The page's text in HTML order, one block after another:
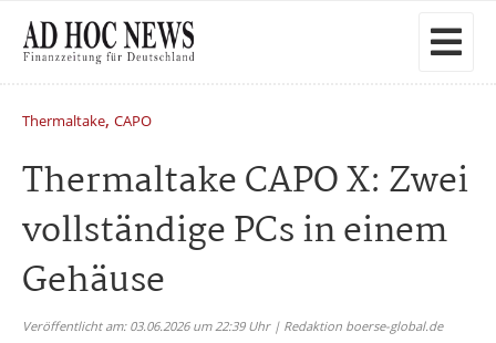
Thermaltake, CAPO
Thermaltake CAPO X: Zwei
vollständige PCs in einem
Gehäuse
Veröffentlicht am: 03.06.2026 um 22:39 Uhr | Redaktion boerse-global.de